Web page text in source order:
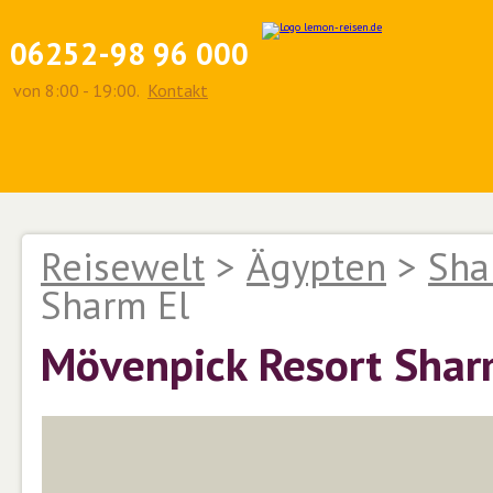
06252-98 96 000
von 8:00 - 19:00. Kontakt
Reisewelt > Ägypten >
Sharm El
Mövenpick Resort